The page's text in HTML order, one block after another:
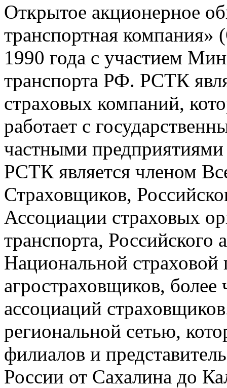
Открытое акционерное
транспортная
1990 года с участием
транспорта РФ. РСТК
страховых компаний,
работает с
частными
РСТК является членом
Страховщиков,
Ассоциации страховых
транспорта, Российского
Национальной
агростраховщиков,
ассоциаций
региональной сетью,
филиалов и
России от Сахалина до